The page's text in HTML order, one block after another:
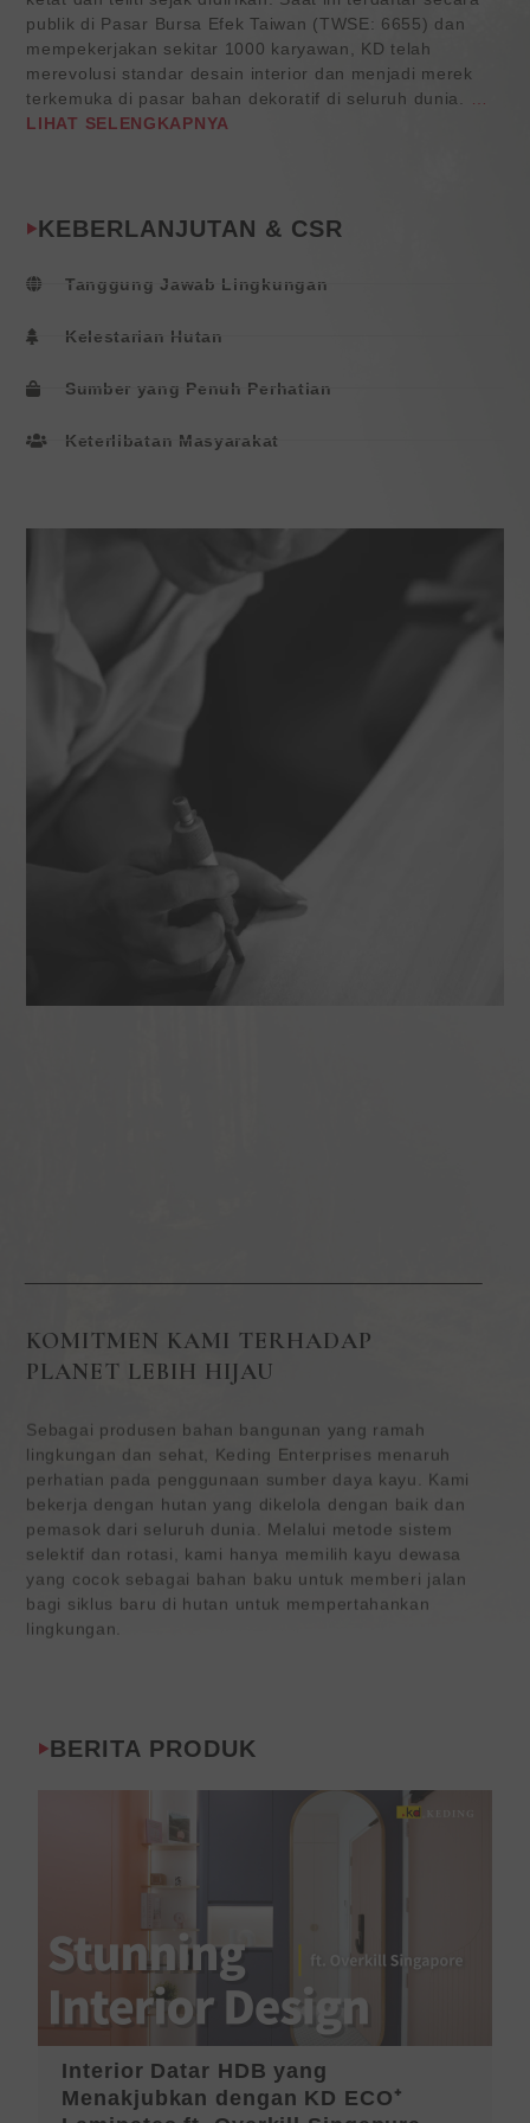
publik di Pasar Bursa Efek Taiwan (TWSE: 6655) dan
mempekerjakan sekitar 1000 karyawan, KD telah
merevolusi standar desain interior dan menjadi merek
terkemuka di pasar bahan dekoratif di seluruh dunia.
LIHAT SELENGKAPNYA
KEBERLANJUTAN & CSR
Tanggung Jawab Lingkungan
Kelestarian Hutan
Sumber yang Penuh Perhatian
Keterlibatan Masyarakat
KOMITMEN KAMI TERHADAP
PLANET LEBIH HIJAU
Sebagai produsen bahan bangunan yang ramah
lingkungan dan sehat, Keding Enterprises menaruh
perhatian pada penggunaan sumber daya kayu. Kami
bekerja dengan hutan yang dikelola dengan baik dan
pemasok dari seluruh dunia. Melalui metode sistem
selektif dan rotasi, kami hanya memilih kayu dewasa
yang cocok sebagai bahan baku untuk memberi jalan
bagi siklus baru di hutan untuk mempertahankan
lingkungan.
BERITA PRODUK
Interior Datar HDB yang
Menakjubkan dengan KD ECO⁺